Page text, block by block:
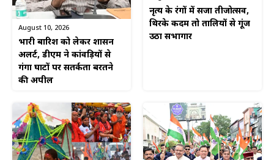
August 10, 2026
भारी बारिश को लेकर प्रशासन
अलर्ट, डीएम ने कांवड़ियों से
गंगा घाटों पर सतर्कता बरतने
की अपील
नृत्य के रंगों में सजा तीजोत्सव,
थिरके कदम तो तालियों से गूंज
उठा सभागार